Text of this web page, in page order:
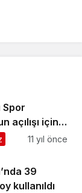
Spor
açılışı için
başladı11 yıl önce
39
kullanıldı